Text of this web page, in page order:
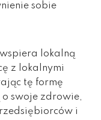
sobie
lokalną
z lokalnymi
tę formę
swoje zdrowie,
i